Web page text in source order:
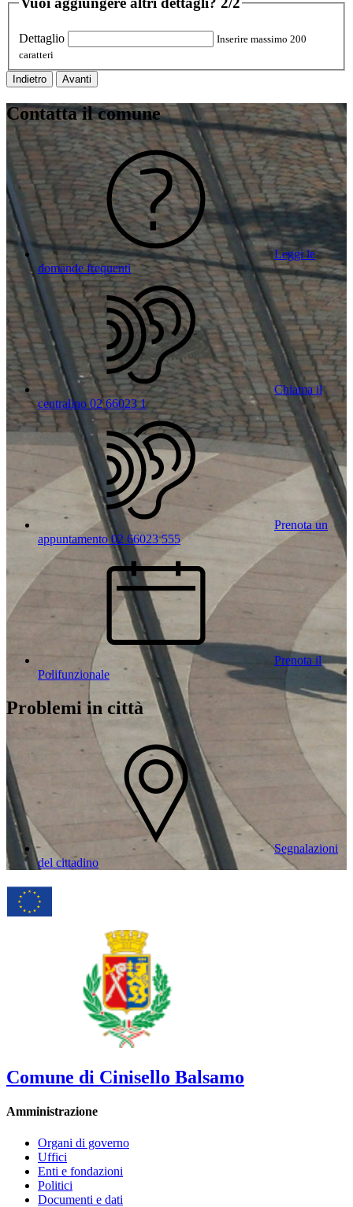
Dettaglio
Inserire massimo 200
caratteri
Indietro Avanti
Contatta il comune
Leggi le
domande frequenti
Chiama il
centralino 02 66023 1
Prenota un
appuntamento 02 66023 555
Prenota il
Polifunzionale
Problemi in città
Segnalazioni
del cittadino
Comune di Cinisello Balsamo
Amministrazione
Organi di governo
Uffici
Enti e fondazioni
Politici
Documenti e dati